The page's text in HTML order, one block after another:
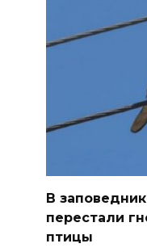
В
перестали
птицы